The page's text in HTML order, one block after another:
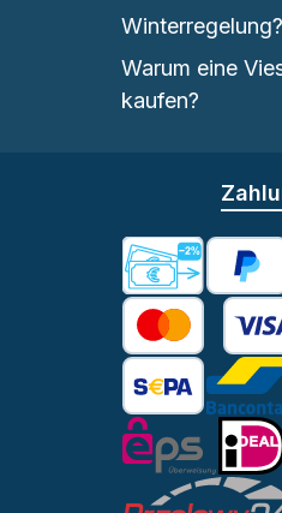
Winterregelung?
Warum eine
kaufen?
Vorkasse -
SEPA
eps